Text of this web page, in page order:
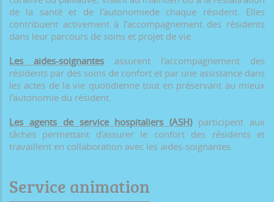
de la santé et de l'autonomiede chaque résident. Elles
contribuent activement à l'accompagnement des résidents
dans leur parcours de soins et projet de vie.
Les aides-soignantes assurent l'accompagnement des
résidents par des soins de confort et par une assistance dans
les actes de la vie quotidienne tout en préservant au mieux
l'autonomie du résident.
Les agents de service hospitaliers (ASH)participent aux
tâches permettant d'assurer le confort des résidents et
travaillent en collaboration avec les aides-soignantes.
Service animation